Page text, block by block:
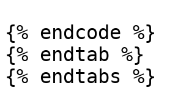
{% endcode %}
{% endtab %}
{% endtabs %}